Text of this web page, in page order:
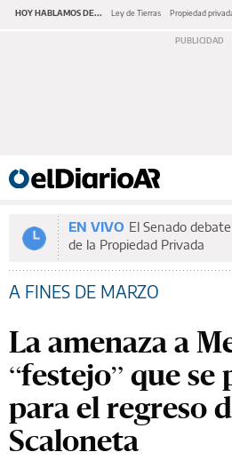
HOY HABLAMOS DE... Ley de Tierras Propiedad
EN VIVO El Senado
de la Propiedad Privada
A FINES DE MARZO
La amenaza a
“festejo” que se
para el regreso
Scaloneta